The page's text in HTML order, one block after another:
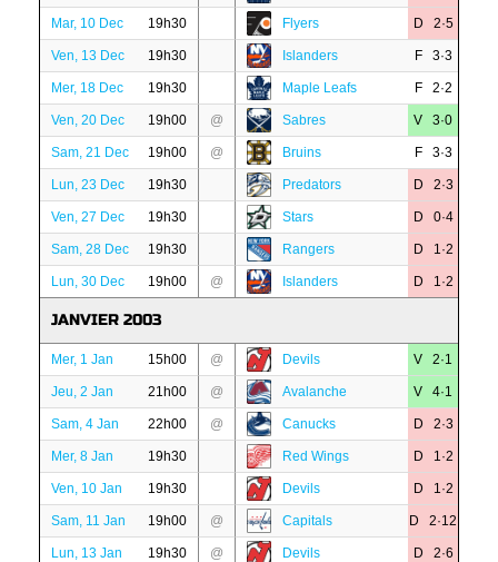
Mar, 10 Dec 19h30 Flyers D 2·5
Ven, 13 Dec 19h30 Islanders F 3·3
Mer, 18 Dec 19h30 Maple Leafs F 2·2
Ven, 20 Dec 19h00 @ Sabres V 3·0
Sam, 21 Dec 19h00 @ Bruins F 3·3
Lun, 23 Dec 19h30 Predators D 2·3
Ven, 27 Dec 19h30 Stars D 0·4
Sam, 28 Dec 19h30 Rangers D 1·2
Lun, 30 Dec 19h00 @ Islanders D 1·2
JANVIER 2003
Mer, 1 Jan 15h00 @ Devils V 2·1
Jeu, 2 Jan 21h00 @ Avalanche V 4·1
Sam, 4 Jan 22h00 @ Canucks D 2·3
Mer, 8 Jan 19h30 Red Wings D 1·2
Ven, 10 Jan 19h30 Devils D 1·2
Sam, 11 Jan 19h00 @ Capitals D 2·12
Lun, 13 Jan 19h30 @ Devils D 2·6